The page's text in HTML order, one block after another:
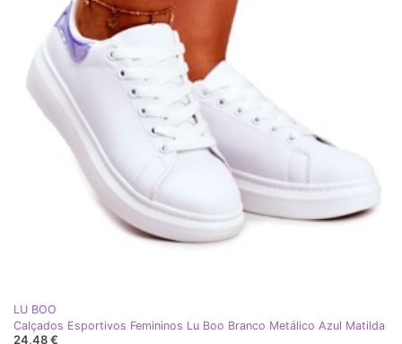
LU BOO
Calçados Esportivos Femininos Lu Boo Branco Metálico Azul Matilda
24,48 €